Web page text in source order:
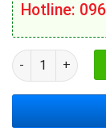
Hotline:
MÁY HÚT MÙI